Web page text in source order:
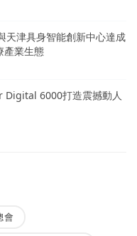
天津具身智能創新中心達成
產業生態
6000打造震撼動人
會